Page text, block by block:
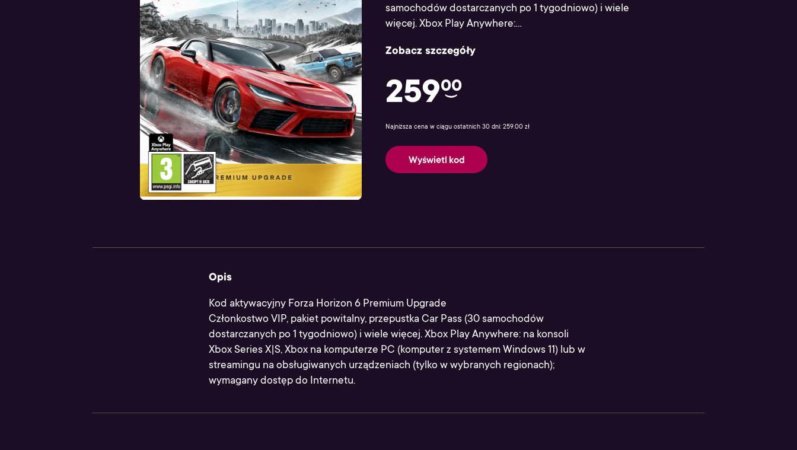
samochodów dostarczanych po 1 tygodniowo) i wiele
więcej. Xbox Play Anywhere:...
Zobacz szczegóły
25900
Najniższa cena w ciągu ostatnich 30 dni: 259.00 zł
Wyświetl kod
Opis
Kod aktywacyjny Forza Horizon 6 Premium Upgrade
Członkostwo VIP, pakiet powitalny, przepustka Car Pass (30 samochodów
dostarczanych po 1 tygodniowo) i wiele więcej. Xbox Play Anywhere: na konsoli
Xbox Series X|S, Xbox na komputerze PC (komputer z systemem Windows 11) lub w
streamingu na obsługiwanych urządzeniach (tylko w wybranych regionach);
wymagany dostęp do Internetu.